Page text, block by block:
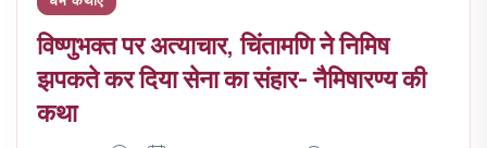
विष्णुभक्त पर अत्याचार, चिंतामणि ने निमिष
झपकते कर दिया सेना का संहार- नैमिषारण्य की
कथा